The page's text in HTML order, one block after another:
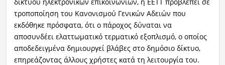
τροποποίηση του Κανονισμού Γενικών Αδειών που
εκδόθηκε πρόσφατα, ότι ο πάροχος δύναται να
αποσυνδέει ελαττωματικό τερματικό εξοπλισμό, ο οποίος
αποδεδειγμένα δημιουργεί βλάβες στο δημόσιο δίκτυο,
επηρεάζοντας άλλους χρήστες κατά τη λειτουργία του.